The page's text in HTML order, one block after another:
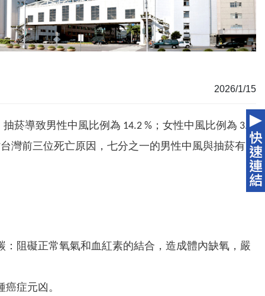
2026/1/15
菸導致男性中風比例為 14.2 %；女性中風比例為 3.1
灣前三位死亡原因，七分之一的男性中風與抽菸有
阻礙正常氧氣和血紅素的結合，造成體內缺氧，嚴
症元凶。